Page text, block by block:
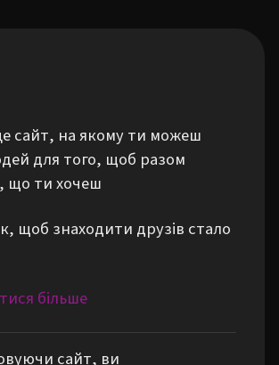
сайт, на якому ти можеш
для того, щоб разом
що ти хочеш
щоб знаходити друзів стало
більше
сайт, ви